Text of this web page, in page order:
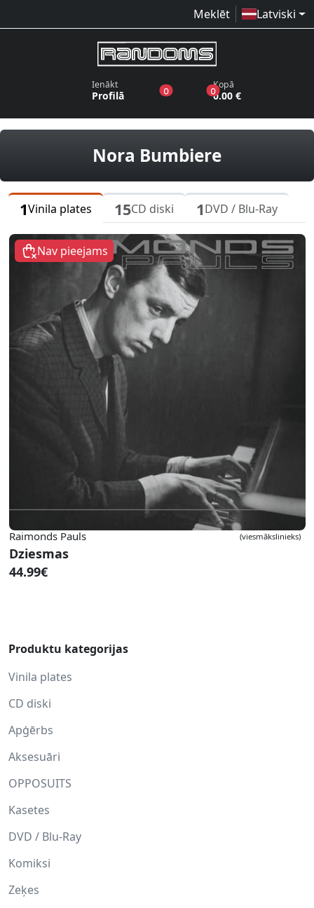
Meklēt Latviski
Ienākt
Profilā 0produkti vēlmju sarakstā
0produkti grozā
Kopā
0.00 €
Nora Bumbierevinila
1Vinila plates 15CD diski 1DVD / Blu-Ray
Nav pieejams
Raimonds Pauls (viesmākslinieks)
Dziesmas
44.99€
Produktu kategorijas
Vinila plates
CD diski
Apģērbs
Aksesuāri
OPPOSUITS
Kasetes
DVD / Blu-Ray
Komiksi
Zeķes